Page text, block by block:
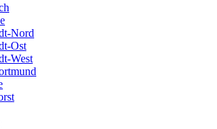
Nord
Ost
West